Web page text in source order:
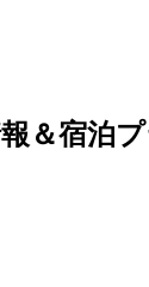
＆宿泊